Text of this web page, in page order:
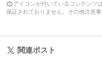
アイコンが付いているコンテンツ
保証されておりません。その他注意
関連ポスト